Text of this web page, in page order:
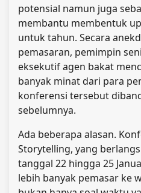
potensial namun juga
membantu membentuk
untuk tahun. Secara
pemasaran, pemimpin
eksekutif agen bakat
banyak minat dari para
konferensi tersebut
sebelumnya.
Ada beberapa alasan.
Storytelling, yang
tanggal 22 hingga 25
lebih banyak pemasar ke